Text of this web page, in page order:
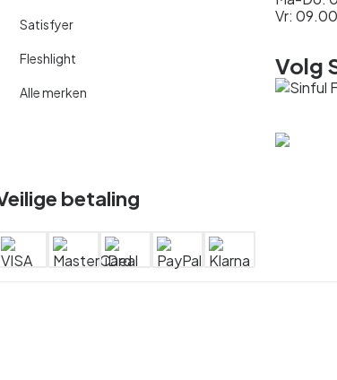
Satisfyer
Fleshlight
Alle merken
Vr:
Volg
betaling